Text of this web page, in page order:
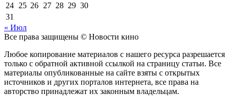
24 25 26 27 28 29 30
31
« Июл
Все права защищены © Новости кино
Любое копирование материалов с нашего ресурса разрешается
только с обратной активной ссылкой на страницу статьи. Все
материалы опубликованные на сайте взяты с открытых
источников и других порталов интернета, все права на
авторство принадлежат их законным владельцам.